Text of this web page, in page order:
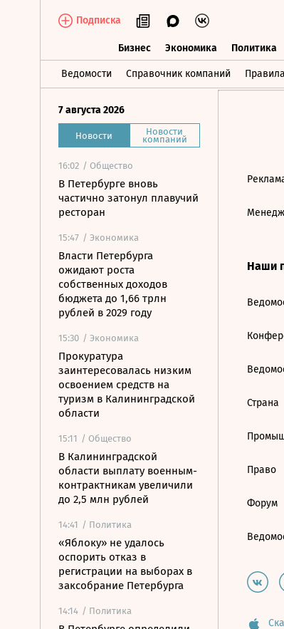
Подписка
Бизнес Экономика Политика
Ведомости Справочник компаний
Бизнес Экономика
7 августа 2026
Новости Новости
компаний
16:02 / Общество
В Петербурге вновь
частично затонул плавучий
ресторан
15:47 / Экономика
Власти Петербурга
ожидают роста
собственных доходов
бюджета до 1,66 трлн
рублей в 2029 году
15:30 / Экономика
Прокуратура
заинтересовалась низким
освоением средств на
туризм в Калининградской
области
15:11 / Общество
В Калининградской
области выплату военным-
контрактникам увеличили
до 2,5 млн рублей
14:41 / Политика
«Яблоку» не удалось
оспорить отказ в
регистрации на выборах в
заксобрание Петербурга
14:14 / Политика
Наши
Страна
Право
Форум